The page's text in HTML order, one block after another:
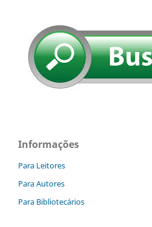
Informações
Para Leitores
Para Autores
Para Bibliotecários